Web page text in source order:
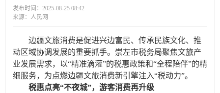
发布时间：2025-08-25 08:42
来源：人民网
边疆文旅消费是促进兴边富民、传承民族文化、推
动区域协调发展的重要抓手。崇左市税务局聚焦文旅产
业发展需求，以“精准滴灌”的税惠政策和“全程陪伴”的精
细服务，为点燃边疆文旅消费新引擎注入“税动力”。
税惠点亮“不夜城”，游客消费再升级